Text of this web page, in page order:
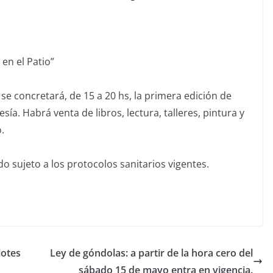
el Patio”
concretará, de 15 a 20 hs, la primera edición de
Habrá venta de libros, lectura, talleres, pintura y
sujeto a los protocolos sanitarios vigentes.
Ley de góndolas: a partir de la hora cero del
sábado 15 de mayo entra en vigencia.